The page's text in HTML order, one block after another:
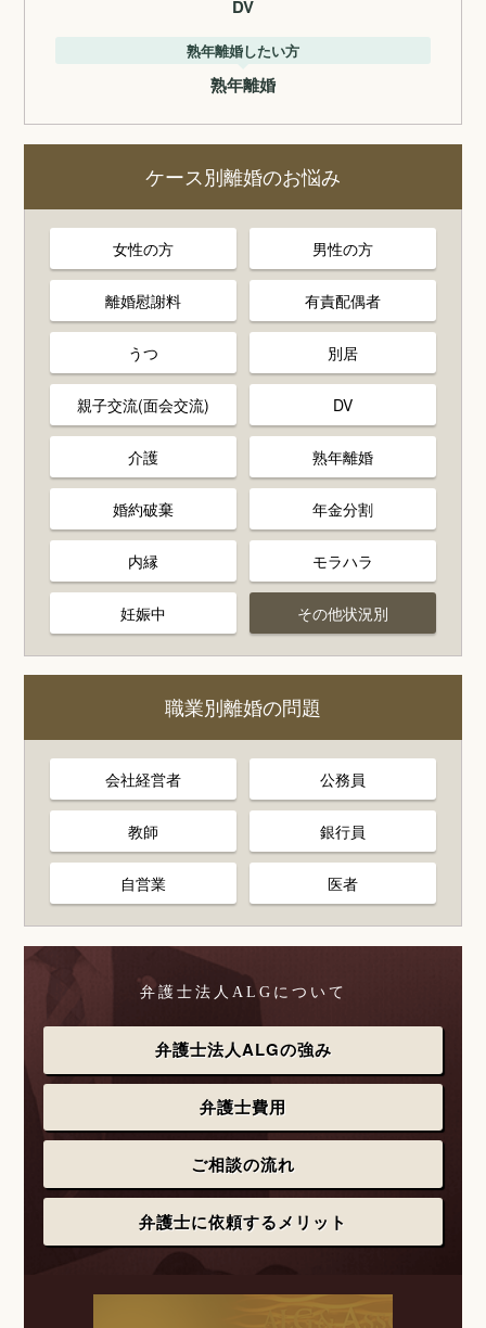
DV
熟年離婚したい方
熟年離婚
ケース別離婚のお悩み
女性の方 男性の方
離婚慰謝料 有責配偶者
うつ 別居
親子交流(面会交流) DV
介護 熟年離婚
婚約破棄 年金分割
内縁 モラハラ
妊娠中 その他状況別
職業別離婚の問題
会社経営者 公務員
教師 銀行員
自営業 医者
弁護士法人ALGについて
弁護士法人ALGの強み
弁護士費用
ご相談の流れ
弁護士に依頼するメリット